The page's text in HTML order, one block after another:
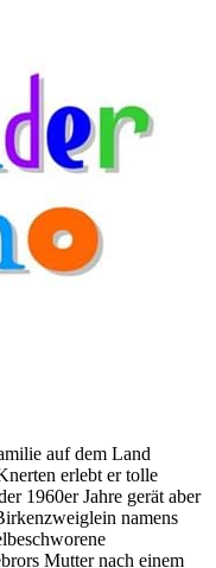
auf dem Land
erlebt er tolle
1960er Jahre gerät aber
namens
Mutter nach einem